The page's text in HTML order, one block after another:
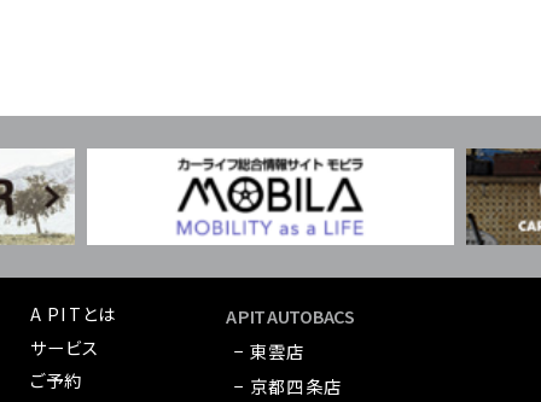
A PITとは
サービス
ご予約
A PIT AUTOBACS
− 東雲店
− 京都四条店